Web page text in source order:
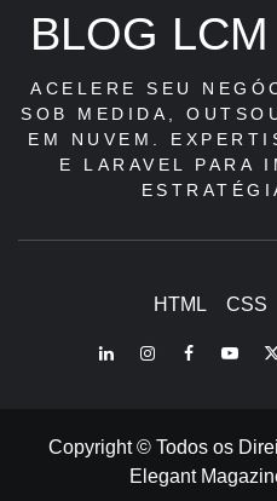
BLOG
ACELERE SEU
SOB MEDIDA,
EM NUVEM.
E LARAVEL PARA
HTML CSS
LinkedInInstagramFacebook X
Copyright © Todos os
Elegant